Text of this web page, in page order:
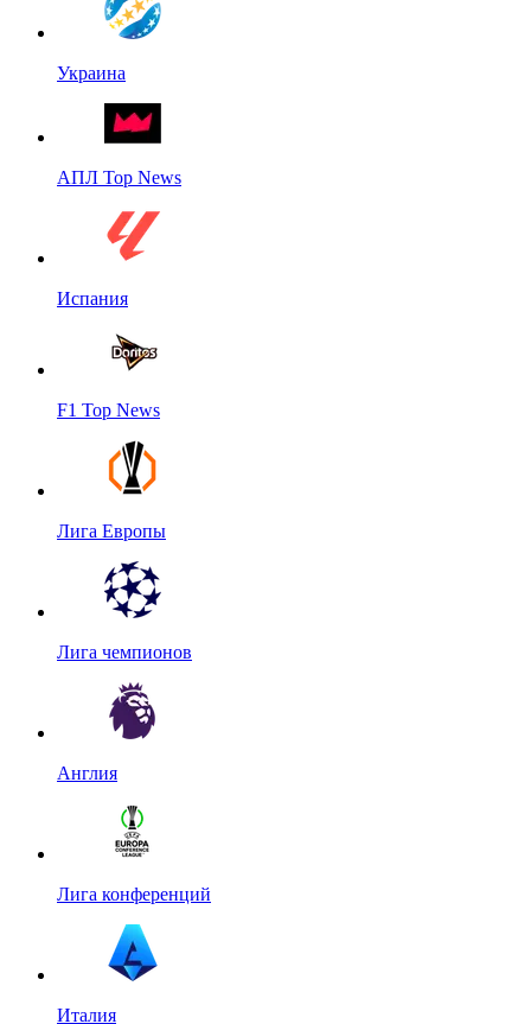
Украина
АПЛ Top News
Испания
F1 Top News
Лига Европы
Лига чемпионов
Англия
Лига конференций
Италия